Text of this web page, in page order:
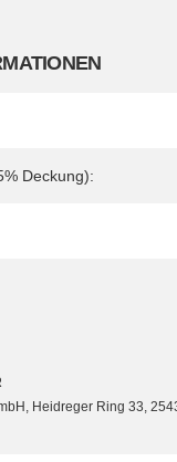
Deckung):
Heidreger Ring 33,